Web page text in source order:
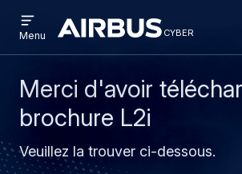
au
contenu
principal
to
search
cyber cyber
menu
Menu
Merci d'avoir
brochure L2i
Veuillez la trouver ci-dessous.